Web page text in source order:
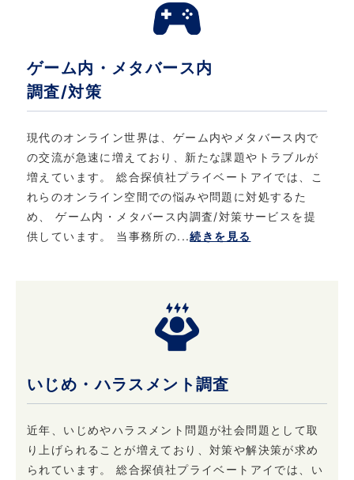
す。 ただし、登録を削除すると提供できないサ
ービスが発生する場合があります。
5. 法令・規範の遵守と本ポリシーの継続的な改
善について
の他の規範を遵守するとともに、本ポリシーの
内容を適宜見直し、継続的な改善に努めます。
6. お問い合わせ
ゲーム内・メタバース内
調査/対策
現代のオンライン世界は、ゲーム内やメタバース内で
の交流が急速に増えており、新たな課題やトラブルが
増えています。 総合探偵社プライベートアイでは、こ
れらのオンライン空間での悩みや問題に対処するた
め、 ゲーム内・メタバース内調査/対策サービスを提
供しています。 当事務所の...続きを見る
いじめ・ハラスメント調査
近年、いじめやハラスメント問題が社会問題として取
り上げられることが増えており、対策や解決策が求め
られています。 総合探偵社プライベートアイでは、い